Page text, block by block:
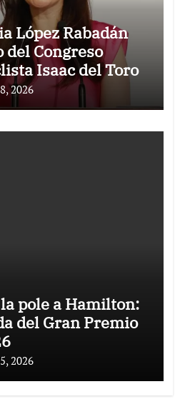
López Rabadán
Congreso
Isaac del Toro
2026
pole a Hamilton:
del Gran Premio
2026